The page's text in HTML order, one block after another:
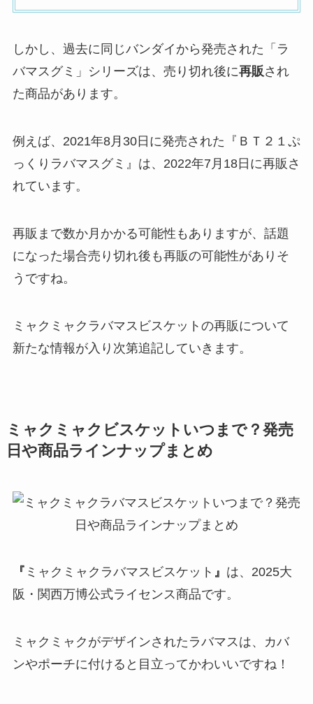
しかし、過去に同じバンダイから発売された「ラ
バマスグミ」シリーズは、売り切れ後に再販され
た商品があります。
例えば、2021年8月30日に発売された『ＢＴ２１ぷ
っくりラバマスグミ』は、2022年7月18日に再販さ
れています。
再販まで数か月かかる可能性もありますが、話題
になった場合売り切れ後も再販の可能性がありそ
うですね。
ミャクミャクラバマスビスケットの再販について
新たな情報が入り次第追記していきます。
ミャクミャクビスケットいつまで？発売
日や商品ラインナップまとめ
『 ミャクミャクラバマスビスケット 』 は、2025大
阪・関西万博公式ライセンス商品です。
ミャクミャクがデザインされたラバマスは、カバ
ンやポーチに付けると目立ってかわいいですね！